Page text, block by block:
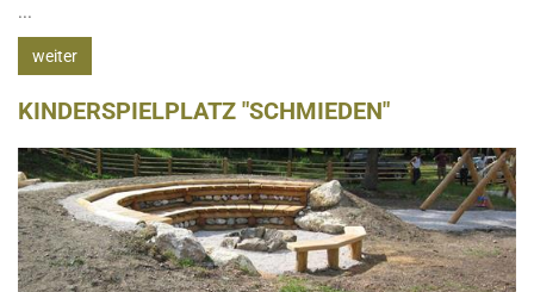
...
weiter
KINDERSPIELPLATZ "SCHMIEDEN"